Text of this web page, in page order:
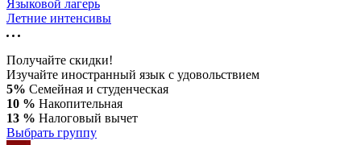
Языковой лагерь
Летние интенсивы
Получайте скидки!
Изучайте иностранный язык с удовольствием
5% Семейная и студенческая
10 % Накопительная
13 % Налоговый вычет
Выбрать группу